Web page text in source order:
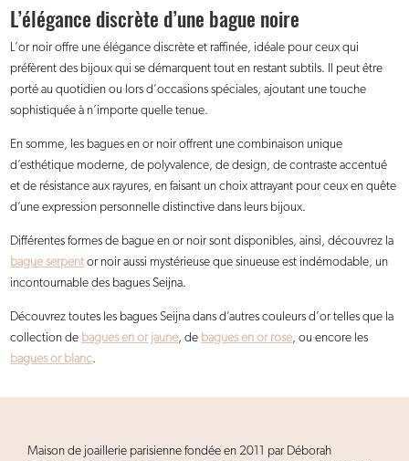
L’élégance discrète d’une bague noire
L’or noir offre une élégance discrète et raffinée, idéale pour ceux qui
préfèrent des bijoux qui se démarquent tout en restant subtils. Il peut être
porté au quotidien ou lors d’occasions spéciales, ajoutant une touche
sophistiquée à n’importe quelle tenue.
En somme, les bagues en or noir offrent une combinaison unique
d’esthétique moderne, de polyvalence, de design, de contraste accentué
et de résistance aux rayures, en faisant un choix attrayant pour ceux en quête
d’une expression personnelle distinctive dans leurs bijoux.
Différentes formes de bague en or noir sont disponibles, ainsi, découvrez la
bague serpent or noir aussi mystérieuse que sinueuse est indémodable, un
incontournable des bagues Seijna.
Découvrez toutes les bagues Seijna dans d’autres couleurs d’or telles que la
collection de bagues en or jaune, de bagues en or rose, ou encore les
bagues or blanc.
Maison de joaillerie parisienne fondée en 2011 par Déborah